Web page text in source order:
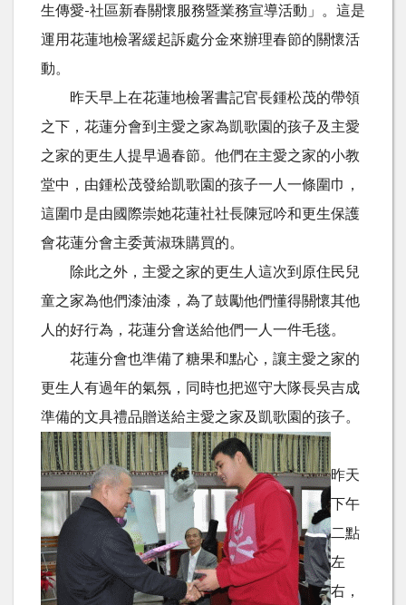
生傳愛-社區新春關懷服務暨業務宣導活動」。這是
運用花蓮地檢署緩起訴處分金來辦理春節的關懷活
動。
昨天早上在花蓮地檢署書記官長鍾松茂的帶領
之下，花蓮分會到主愛之家為凱歌園的孩子及主愛
之家的更生人提早過春節。他們在主愛之家的小教
堂中，由鍾松茂發給凱歌園的孩子一人一條圍巾，
這圍巾是由國際崇她花蓮社社長陳冠吟和更生保護
會花蓮分會主委黃淑珠購買的。
除此之外，主愛之家的更生人這次到原住民兒
童之家為他們漆油漆，為了鼓勵他們懂得關懷其他
人的好行為，花蓮分會送給他們一人一件毛毯。
花蓮分會也準備了糖果和點心，讓主愛之家的
更生人有過年的氣氛，同時也把巡守大隊長吳吉成
準備的文具禮品贈送給主愛之家及凱歌園的孩子。
昨天
下午
二點
左
右，